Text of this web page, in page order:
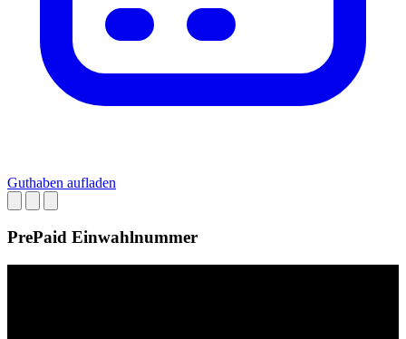
Guthaben aufladen
PrePaid Einwahlnummer